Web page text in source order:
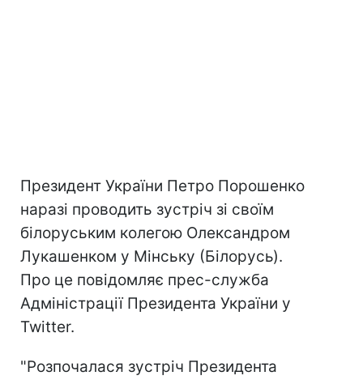
Президент України Петро Порошенко
наразі проводить зустріч зі своїм
білоруським колегою Олександром
Лукашенком у Мінську (Білорусь).
Про це повідомляє прес-служба
Адміністрації Президента України у
Twitter.
"Розпочалася зустріч Президента